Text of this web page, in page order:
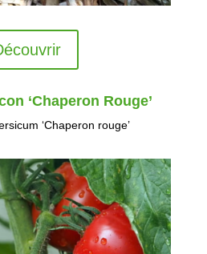
‘Chaperon Rouge’
‘Chaperon rouge’